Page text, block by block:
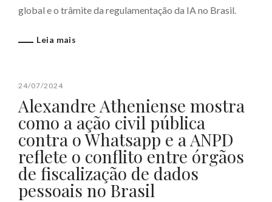
global e o trâmite da regulamentação da IA no Brasil.
Leia mais
24/07/2024
Alexandre Atheniense mostra
como a ação civil pública
contra o Whatsapp e a ANPD
reflete o conflito entre órgãos
de fiscalização de dados
pessoais no Brasil